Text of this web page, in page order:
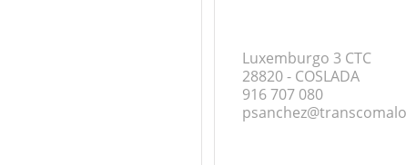
Luxemburgo 3 CTC
28820 - COSLADA
916 707 080